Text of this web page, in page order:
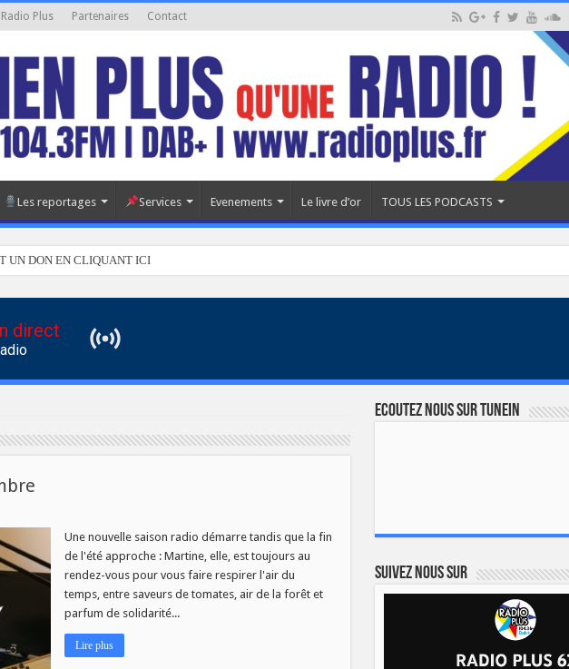
Plus Partenaires Contact
Les reportages Services Evenements Le livre d’or TOUS LES PODCASTS
UN DON EN CLIQUANT ICI
direct
Une nouvelle saison radio démarre tandis que la fin
de l'été approche : Martine, elle, est toujours au
rendez-vous pour vous faire respirer l'air du
temps, entre saveurs de tomates, air de la forêt et
parfum de solidarité...
Lire plus
Ecoutez nous sur TuneIn
Suivez nous sur